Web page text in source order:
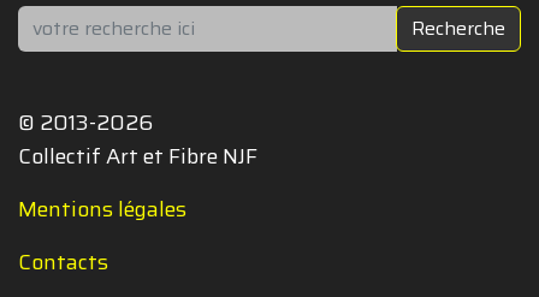
Rechercher Recherche
© 2013-2026
Collectif Art et Fibre NJF
Mentions légales
Contacts